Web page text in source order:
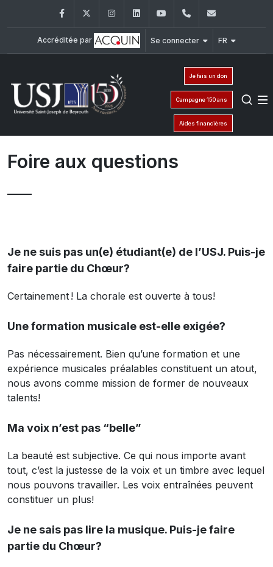
FacebookTwitter InstagramLinkedInYouTube+961 71 540 419
Accréditée par Se connecter FR
Je fais un don
Campagne 150 ans
Aides financières
Foire aux questions
Je ne suis pas un(e) étudiant(e) de l’USJ. Puis-je
faire partie du Chœur?
Certainement ! La chorale est ouverte à tous!
Une formation musicale est-elle exigée?
Pas nécessairement. Bien qu’une formation et une
expérience musicales préalables constituent un atout,
nous avons comme mission de former de nouveaux
talents!
Ma voix n’est pas “belle”
La beauté est subjective. Ce qui nous importe avant
tout, c’est la justesse de la voix et un timbre avec lequel
nous pouvons travailler. Les voix entraînées peuvent
constituer un plus!
Je ne sais pas lire la musique. Puis-je faire
partie du Chœur?